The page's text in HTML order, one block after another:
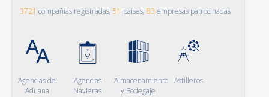
3721 compañías registradas, 51 países, 83 empresas patrocinadas
Agencias de
Aduana
Agencias
Navieras
Almacenamiento
y Bodegaje
Astilleros